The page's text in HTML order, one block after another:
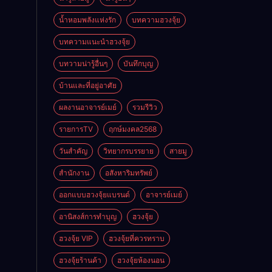
น้ำหอมพลังแห่งรัก บทความฮวงจุ้ย
บทความแนะนำฮวงจุ้ย
บทวามน่ารู้อื่นๆ บันทึกบุญ
บ้านและที่อยู่อาศัย
ผลงานอาจารย์เมย์ รวมรีวิว
รายการTV ฤกษ์มงคล2568
วันสำคัญ วิทยากรบรรยาย สายมู
สำนักงาน อสังหาริมทรัพย์
ออกแบบฮวงจุ้ยแบรนด์ อาจารย์เมย์
อานิสงส์การทำบุญ ฮวงจุ้ย
ฮวงจุ้ย VIP ฮวงจุ้ยที่ควรทราบ
ฮวงจุ้ยร้านค้า ฮวงจุ้ยห้องนอน